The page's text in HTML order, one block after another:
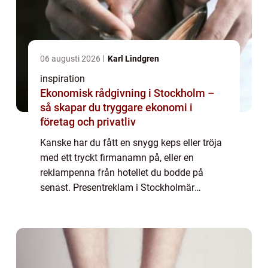
06 augusti 2026 Karl Lindgren
inspiration
Ekonomisk rådgivning i Stockholm –
så skapar du tryggare ekonomi i
företag och privatliv
Kanske har du fått en snygg keps eller tröja
med ett tryckt firmanamn på, eller en
reklampenna från hotellet du bodde på
senast. Presentreklam i Stockholmär